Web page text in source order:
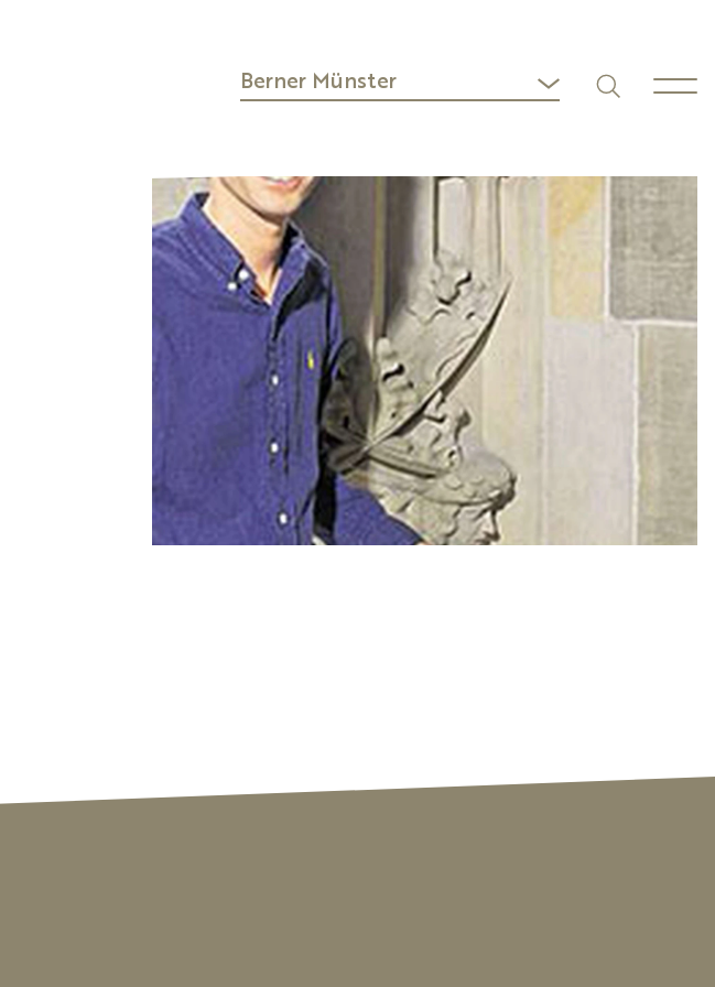
Berner Münster